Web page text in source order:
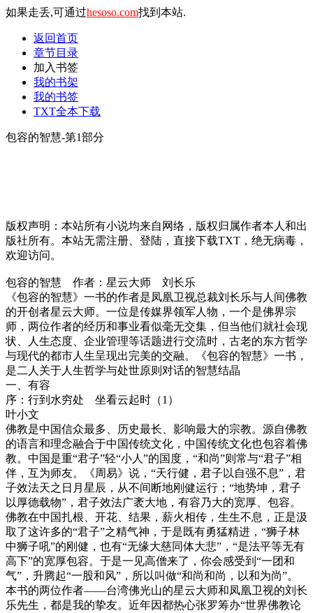
如果走丢,可通过hesoso.com找到本站.
返回首页
章节目录
加入书签
我的书架
我的书签
TXT全本下载
包容的智慧-第1部分
版权声明：本站所有小说均来自网络，版权归属作者本人和出
版社所有。本站无需注册、登陆，直接下载TXT，绝无病毒，
欢迎访问。
包容的智慧 作者：星云大师 刘长乐
《包容的智慧》一书的作者是凤凰卫视总裁刘长乐与人间佛教
的开创者星云大师。一位是传媒界领军人物，一个是佛界宗
师，两位作者的经历和事业看似毫无交集，但当他们就社会现
状、人生态度、企业管理等话题进行交流时，古老的东方哲学
与现代的都市人生呈现出完美的交融。《包容的智慧》一书，
是二人关于人生哲学与处世原则对话的智慧结晶
一、有容
序：行到水穷处 坐看云起时（1）
叶小文
佛教是中国信众最多、历史最长、影响最大的宗教。源自佛教
的语言和理念融合于中国传统文化，中国传统文化也包容着佛
教。中国是重“君子”轻“小人”的国度，“和尚”则常与“君子”相
伴，互为师友。《周易》说，“天行健，君子以自强不息”，君
子效法天之日月星辰，从不间断地刚健运行；“地势坤，君子
以厚德载物”，君子效法广袤大地，有容乃大的宽厚、包容。
佛教在中国扎根、开花、结果，薪火相传，生生不息，正是汲
取了这许多的“君子”之精气神，于是既有勇猛精进，“狮子林
中狮子吼”的刚健，也有“无缘大慈同体大悲”，“是法平等无有
高下”的宽厚包容。于是一见高僧来了，你会感受到“一团和
气”，升腾起“一股和风”，所以叫做“和尚和尚，以和为尚”。
本书的两位作者——台湾佛光山的星云大师和凤凰卫视的刘长
乐先生，都是我的挚友。近年因都热心张罗筹办“世界佛教论